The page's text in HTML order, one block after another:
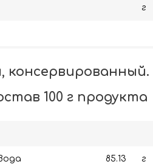
г
консервированный.
100 г продукта
85.13 г